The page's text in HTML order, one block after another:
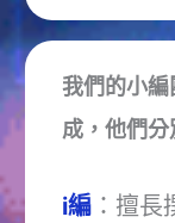
我們的小編
成，他們分
i編：擅長